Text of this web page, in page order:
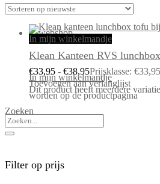
In mijn winkelmandje
Klean Kanteen RVS lunchbox
€33,95 - €38,95Prijsklasse:
In mijn winkelmandje
Toevoegen aan verlanglijst
Dit product heeft meerdere
worden op de productpagina
Zoeken
Filter op prijs